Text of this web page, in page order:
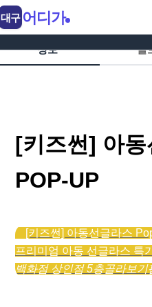
정보 블
[키즈썬] 아
POP-UP
[키즈썬] 아동선글라스
프리미엄 아동 선글라스 특
백화점 상인점 5층골라보기
대구 어디가